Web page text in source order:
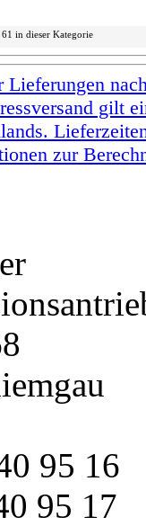
in dieser Kategorie
gilt
zur
95 16
95 17